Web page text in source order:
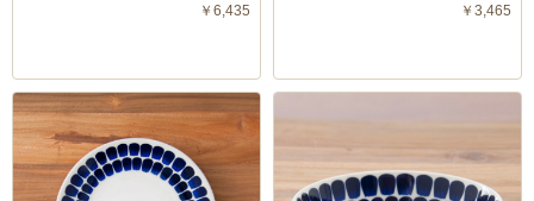
￥6,435 ￥3,465